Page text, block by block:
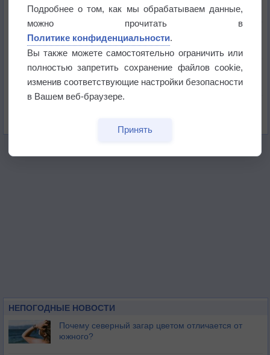
Дневная температура воздуха в ОАЭ превысила
+51°
Европейские столицы бьют рекорды жары
Впервые за 155 лет в Лондоне в течение месяца
НЕПОГОДНЫЕ НОВОСТИ
Почему северный загар цветом отличается от
южного?
Подробнее о том, как мы обрабатываем данные,
можно прочитать в
Политике конфиденциальности.
Вы также можете самостоятельно ограничить или
полностью запретить сохранение файлов cookie,
изменив соответствующие настройки безопасности
в Вашем веб-браузере.
Принять